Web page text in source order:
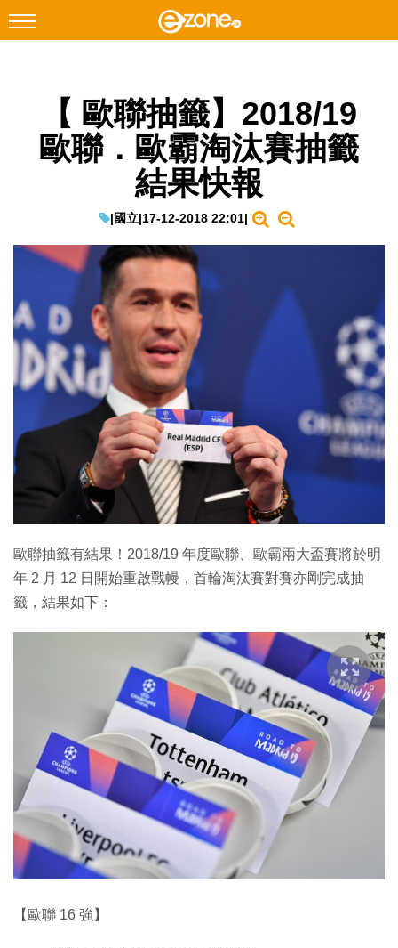
Facebook Instagram
科技焦點
教學評測
IT Times
生成式AI與雲端應用
Enterprise Digital Transformation
【 歐聯抽籤】2018/19
歐聯．歐霸淘汰賽抽籤
結果快報
|國立|17-12-2018 22:01|
歐聯抽籤有結果！2018/19 年度歐聯、歐霸兩大盃賽將於明
年 2 月 12 日開始重啟戰幔，首輪淘汰賽對賽亦剛完成抽
籤，結果如下：
【歐聯 16 強】